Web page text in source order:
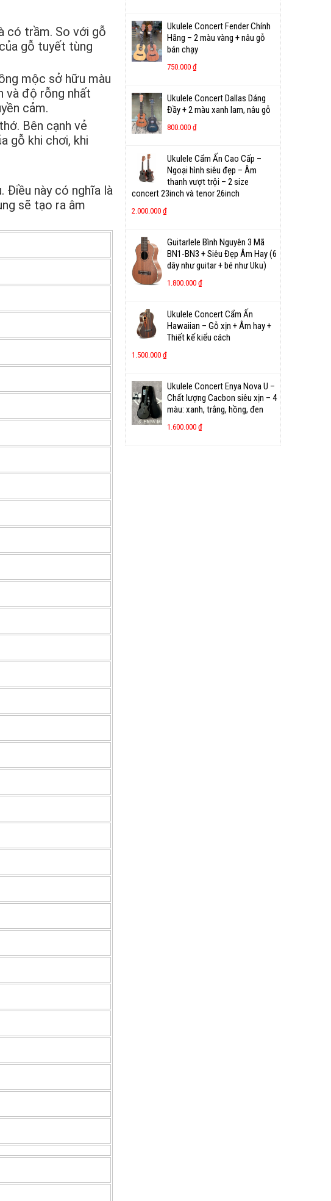
có trầm. So với gỗ
gỗ tuyết tùng
mộc sở hữu màu
và độ rỗng nhất
cảm.
Bên cạnh vẻ
gỗ khi chơi, khi
Điều này có nghĩa là
sẽ tạo ra âm
Ukulele Concert Fender Chính
Hãng – 2 màu vàng + nâu gỗ
bán chạy
750.000 ₫
Ukulele Concert Dallas Dáng
Đầy + 2 màu xanh lam, nâu gỗ
800.000 ₫
Ukulele Cẩm Ấn Cao Cấp –
Ngoại hình siêu đẹp – Âm
thanh vượt trội – 2 size
concert 23inch và tenor 26inch
2.000.000 ₫
Guitarlele Bình Nguyên 3 Mã
BN1-BN3 + Siêu Đẹp Âm Hay (6
dây như guitar + bé như Uku)
1.800.000 ₫
Ukulele Concert Cẩm Ấn
Hawaiian – Gỗ xịn + Âm hay +
Thiết kế kiểu cách
1.500.000 ₫
Ukulele Concert Enya Nova U –
Chất lượng Cacbon siêu xịn – 4
màu: xanh, trắng, hồng, đen
1.600.000 ₫